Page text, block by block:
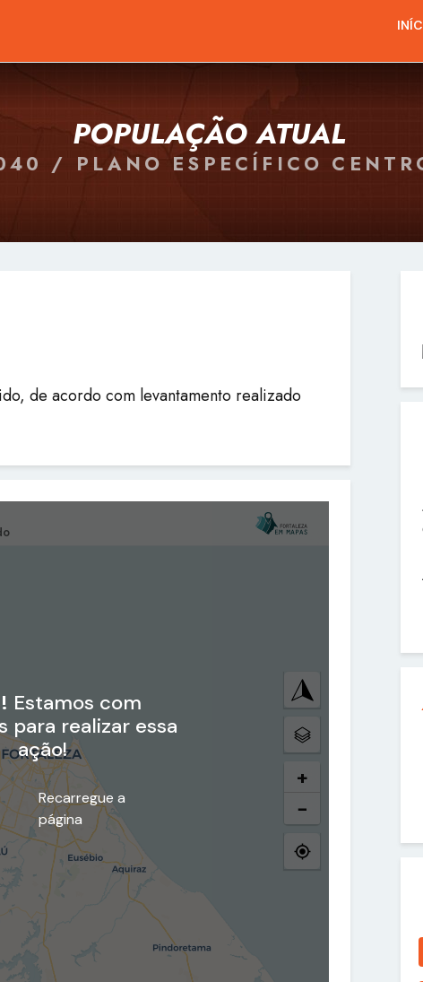
POPULAÇÃO ATUAL
/ PLANO ESPECÍFICO
de acordo com levantamento realizado